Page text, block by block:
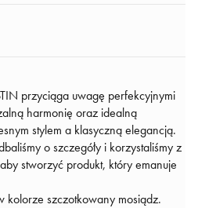
przyciąga uwagę perfekcyjnymi
harmonię oraz idealną
stylem a klasyczną elegancją.
o szczegóły i korzystaliśmy z
stworzyć produkt, który emanuje
kolorze szczotkowany mosiądz.